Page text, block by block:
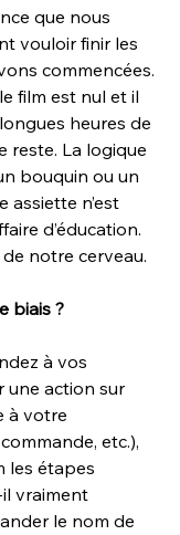
que nous
vouloir finir les
commencées.
film est nul et il
heures de
reste. La logique
bouquin ou un
assiette n’est
d’éducation.
de notre cerveau.
biais ?
à vos
une action sur
à votre
etc.),
les étapes
vraiment
le nom de